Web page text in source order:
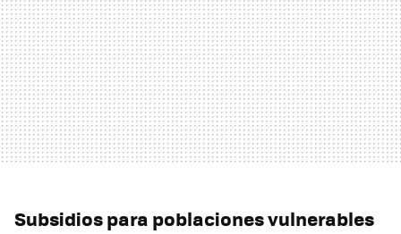
Subsidios para poblaciones vulnerables